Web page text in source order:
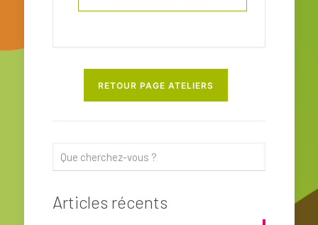
RETOUR PAGE ATELIERS
Articles récents